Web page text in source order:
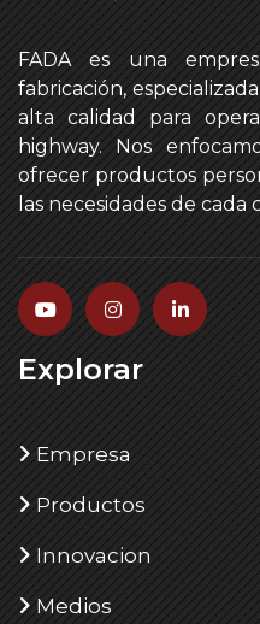
FADA es una
fabricación,
alta calidad para
highway. Nos
ofrecer productos
las necesidades de
Explorar
Empresa
Productos
Innovacion
Medios